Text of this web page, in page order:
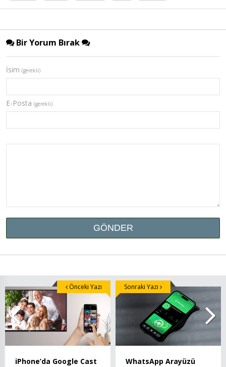
Bir Yorum Bırak
İsim (gerekli)
E-Posta (gerekli)
iPhone’da Google Cast
Önceki Yazı
WhatsApp Arayüzü
Sonraki Yazı